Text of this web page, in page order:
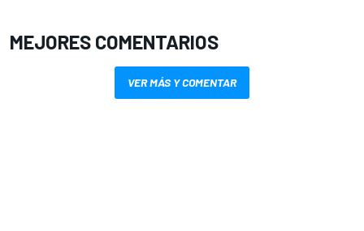
MEJORES COMENTARIOS
VER MÁS Y COMENTAR